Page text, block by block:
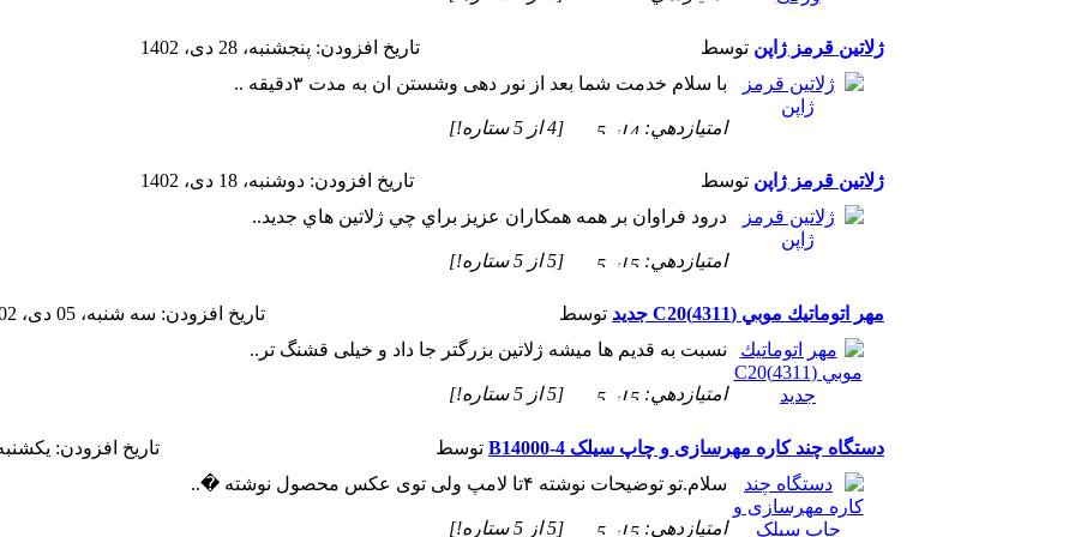
ژلاتين قرمز ژاپن توسط
تاريخ افزودن: پنجشنبه، 28 دی، 1402
با سلام خدمت شما بعد از نور دهی وشستن ان به مدت ۳دقیقه ..
امتيازدهي: [4 از 5 ستاره!]
ژلاتين قرمز ژاپن توسط
تاريخ افزودن: دوشنبه، 18 دی، 1402
درود فراوان بر همه همكاران عزيز براي چي ژلاتين هاي جديد..
امتيازدهي: [5 از 5 ستاره!]
مهر اتوماتيك موبي (4311)C20 جدید توسط
تاريخ افزودن: سه شنبه، 05 دی، 1402
نسبت به قدیم ها میشه ژلاتین بزرگتر جا داد و خیلی قشنگ تر..
امتيازدهي: [5 از 5 ستاره!]
دستگاه چند کاره مهرسازی و چاپ سیلک B14000-4 توسط
تاريخ افزودن: يكشنبه، 12 آذر،
سلام.تو توضیحات نوشته ۴تا لامپ ولی توی عکس محصول نوشته �..
امتيازدهي: [5 از 5 ستاره!]